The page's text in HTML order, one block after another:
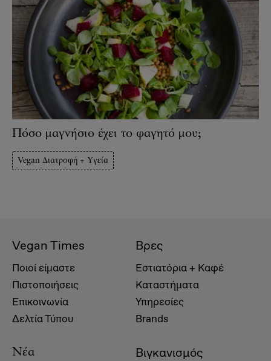
Πόσο μαγνήσιο έχει το φαγητό μου;
Vegan Διατροφή + Υγεία
Vegan Times
Ποιοί είμαστε
Πιστοποιήσεις
Επικοινωνία
Δελτία Τύπου
Βρες
Εστιατόρια + Καφέ
Καταστήματα
Υπηρεσίες
Brands
Νέα Βιγκανισμός